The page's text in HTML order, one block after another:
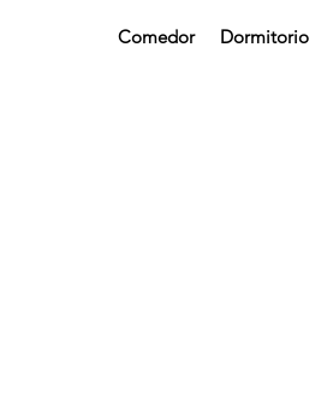
Comedor Dormitorio